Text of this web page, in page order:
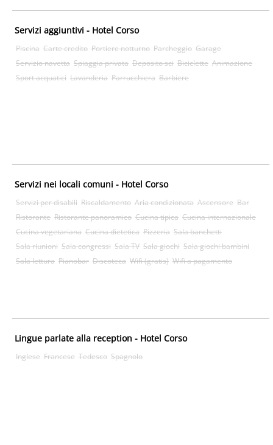
Servizi aggiuntivi - Hotel Corso
Piscina Carte credito Portiere notturno Parcheggio Garage
Servizio navetta Spiaggia privata Deposito sci Biciclette Animazione
Sport acquatici Lavanderia Parrucchiera Barbiere
Servizi nei locali comuni - Hotel Corso
Servizi per disabili Riscaldamento Aria condizionata Ascensore Bar
Ristorante Ristorante panoramico Cucina tipica Cucina internazionale
Cucina vegetariana Cucina dietetica Pizzeria Sala banchetti
Sala riunioni Sala congressi Sala TV Sala giochi Sala giochi bambini
Sala lettura Pianobar Discoteca Wifi (gratis) Wifi a pagamento
Lingue parlate alla reception - Hotel Corso
Inglese Francese Tedesco Spagnolo